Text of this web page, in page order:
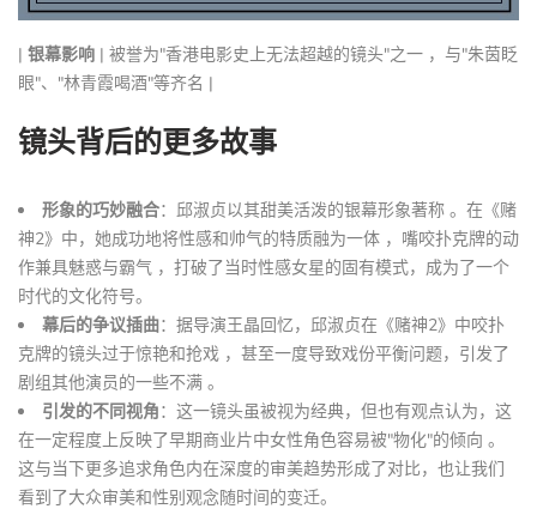
| 银幕影响 | 被誉为"香港电影史上无法超越的镜头"之一 ，与"朱茵眨
眼"、"林青霞喝酒"等齐名 |
镜头背后的更多故事
形象的巧妙融合：邱淑贞以其甜美活泼的银幕形象著称 。在《赌
神2》中，她成功地将性感和帅气的特质融为一体 ，嘴咬扑克牌的动
作兼具魅惑与霸气 ，打破了当时性感女星的固有模式，成为了一个
时代的文化符号。
幕后的争议插曲：据导演王晶回忆，邱淑贞在《赌神2》中咬扑
克牌的镜头过于惊艳和抢戏 ，甚至一度导致戏份平衡问题，引发了
剧组其他演员的一些不满 。
引发的不同视角：这一镜头虽被视为经典，但也有观点认为，这
在一定程度上反映了早期商业片中女性角色容易被"物化"的倾向 。
这与当下更多追求角色内在深度的审美趋势形成了对比，也让我们
看到了大众审美和性别观念随时间的变迁。